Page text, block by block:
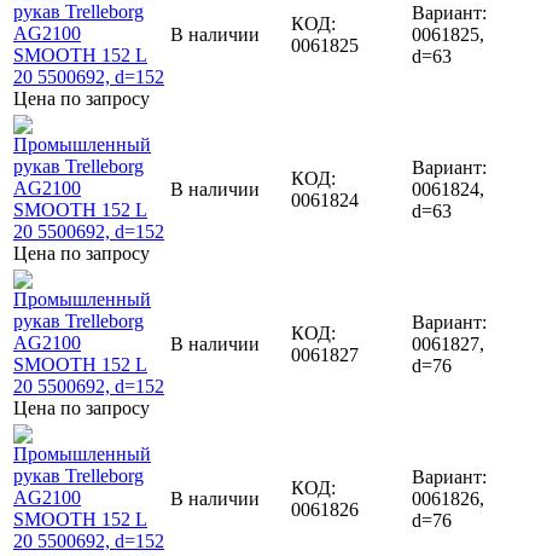
Цена по запросу
В наличии
КОД:
0061825
Вариант:
0061825,
d=63
Цена по запросу
В наличии
КОД:
0061824
Вариант:
0061824,
d=63
Цена по запросу
В наличии
КОД:
0061827
Вариант:
0061827,
d=76
В наличии
КОД:
0061826
Вариант:
0061826,
d=76